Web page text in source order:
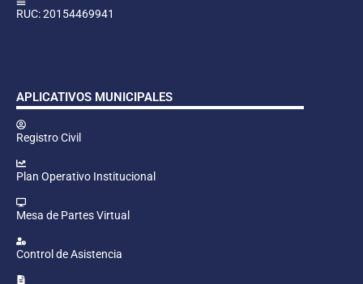
RUC: 20154469941
APLICATIVOS MUNICIPALES
Registro Civil
Plan Operativo Institucional
Mesa de Partes Virtual
Control de Asistencia